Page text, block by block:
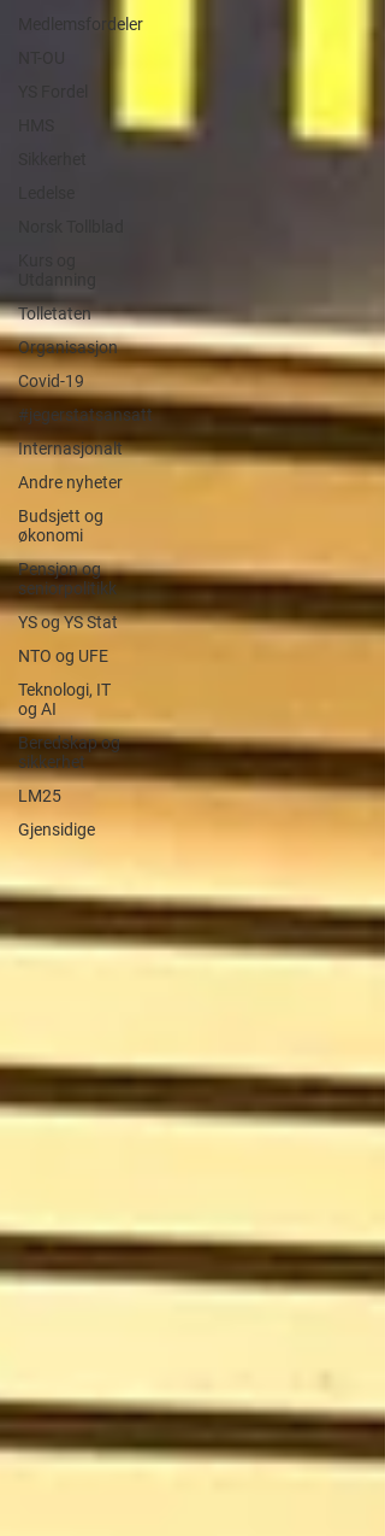
Medlemsfordeler
Tolletaten
Organisasjon
Covid-19
#jegerstatsansatt
Internasjonalt
Andre nyheter
Budsjett og
økonomi
Pensjon og
seniorpolitikk
YS og YS Stat
NTO og UFE
Teknologi, IT
og AI
Beredskap og
sikkerhet
LM25
Gjensidige